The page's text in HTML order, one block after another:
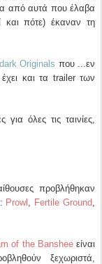
από αυτά που έλαβα
και πότε) έκαναν τη
Originals που ...εν
και τα trailer των
όλες τις ταινίες,
προβλήθηκαν
: Prowl , Fertile Ground,
of the Bansheeείναι
ξεχωριστά,